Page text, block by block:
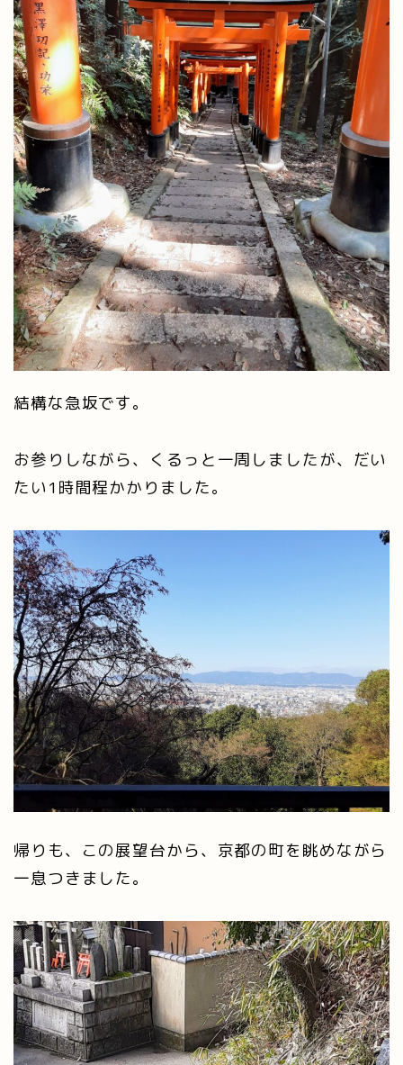
結構な急坂です。
お参りしながら、くるっと一周しましたが、だい
たい1時間程かかりました。
帰りも、この展望台から、京都の町を眺めながら
一息つきました。